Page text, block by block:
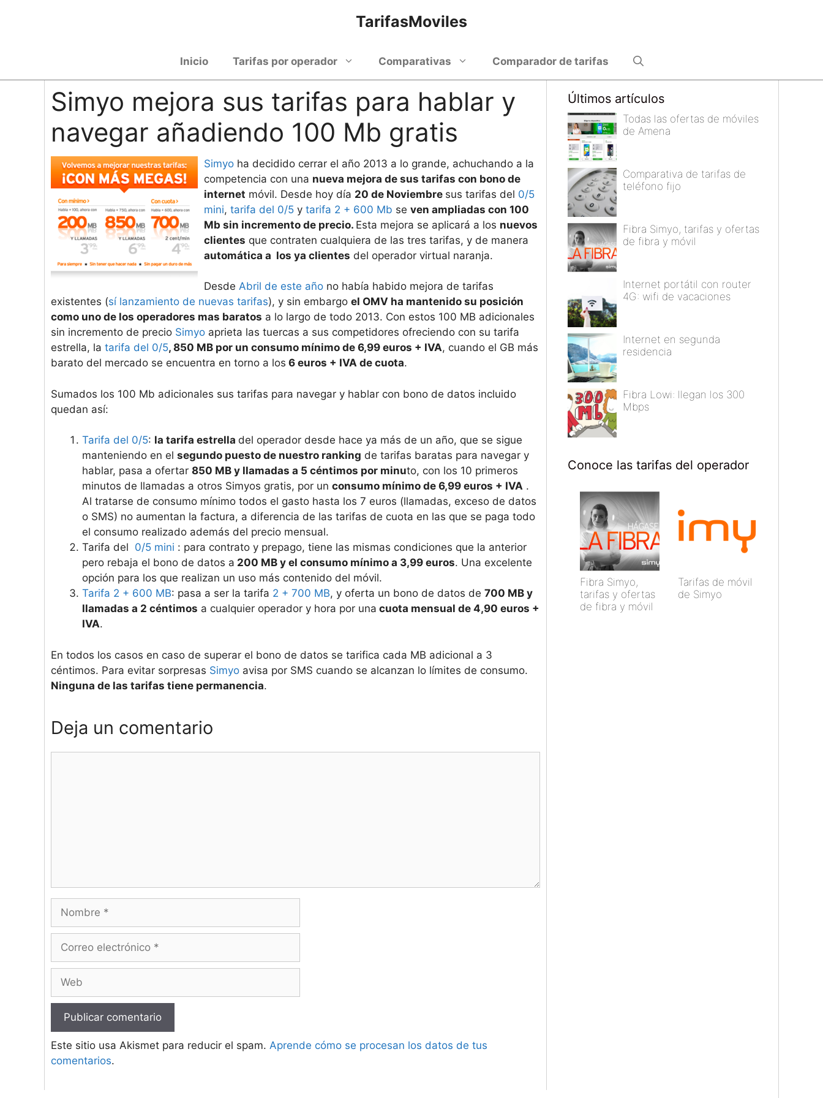
TarifasMoviles
Inicio Tarifas por operador Comparativas Comparador de tarifas
Simyo mejora sus tarifas para hablar y
navegar añadiendo 100 Mb gratis
Simyo ha decidido cerrar el año 2013 a lo grande, achuchando a la
competencia con una nueva mejora de sus tarifas con bono de
internet móvil. Desde hoy día 20 de Noviembre sus tarifas del 0/5
mini, tarifa del 0/5 y tarifa 2 + 600 Mb se ven ampliadas con 100
Mb sin incremento de precio. Esta mejora se aplicará a los nuevos
clientes que contraten cualquiera de las tres tarifas, y de manera
automática a los ya clientes del operador virtual naranja.
Desde Abril de este año no había habido mejora de tarifas
existentes (sí lanzamiento de nuevas tarifas), y sin embargo el OMV ha mantenido su posición
como uno de los operadores mas baratos a lo largo de todo 2013. Con estos 100 MB adicionales
sin incremento de precio Simyo aprieta las tuercas a sus competidores ofreciendo con su tarifa
estrella, la tarifa del 0/5, 850 MB por un consumo mínimo de 6,99 euros + IVA, cuando el GB más
barato del mercado se encuentra en torno a los 6 euros + IVA de cuota.
Sumados los 100 Mb adicionales sus tarifas para navegar y hablar con bono de datos incluido
quedan así:
Tarifa del 0/5: la tarifa estrella del operador desde hace ya más de un año, que se sigue
manteniendo en el segundo puesto de nuestro ranking de tarifas baratas para navegar y
hablar, pasa a ofertar 850 MB y llamadas a 5 céntimos por minuto, con los 10 primeros
minutos de llamadas a otros Simyos gratis, por un consumo mínimo de 6,99 euros + IVA .
Al tratarse de consumo mínimo todos el gasto hasta los 7 euros (llamadas, exceso de datos
o SMS) no aumentan la factura, a diferencia de las tarifas de cuota en las que se paga todo
el consumo realizado además del precio mensual.
Tarifa del 0/5 mini : para contrato y prepago, tiene las mismas condiciones que la anterior
pero rebaja el bono de datos a 200 MB y el consumo mínimo a 3,99 euros. Una excelente
opción para los que realizan un uso más contenido del móvil.
Tarifa 2 + 600 MB: pasa a ser la tarifa 2 + 700 MB, y oferta un bono de datos de 700 MB y
llamadas a 2 céntimos a cualquier operador y hora por una cuota mensual de 4,90 euros +
IVA.
En todos los casos en caso de superar el bono de datos se tarifica cada MB adicional a 3
céntimos. Para evitar sorpresas Simyo avisa por SMS cuando se alcanzan lo límites de consumo.
Ninguna de las tarifas tiene permanencia.
Deja un comentario
electrónico
Este sitio usa Akismet para reducir el spam. Aprende cómo se procesan los datos de tus
comentarios.
Últimos artículos
Todas las ofertas de móviles
de Amena
Comparativa de tarifas de
teléfono fijo
Fibra Simyo, tarifas y ofertas
de fibra y móvil
Internet portátil con router
4G: wifi de vacaciones
Internet en segunda
residencia
Fibra Lowi: llegan los 300
Mbps
Conoce las tarifas del operador
Fibra Simyo,
tarifas y ofertas
de fibra y móvil
Tarifas de móvil
de Simyo